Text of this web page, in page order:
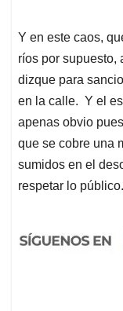
Y en este caos,
ríos por supuesto,
dizque para
en la calle. Y el
apenas obvio
que se cobre una
sumidos en el
respetar lo público.